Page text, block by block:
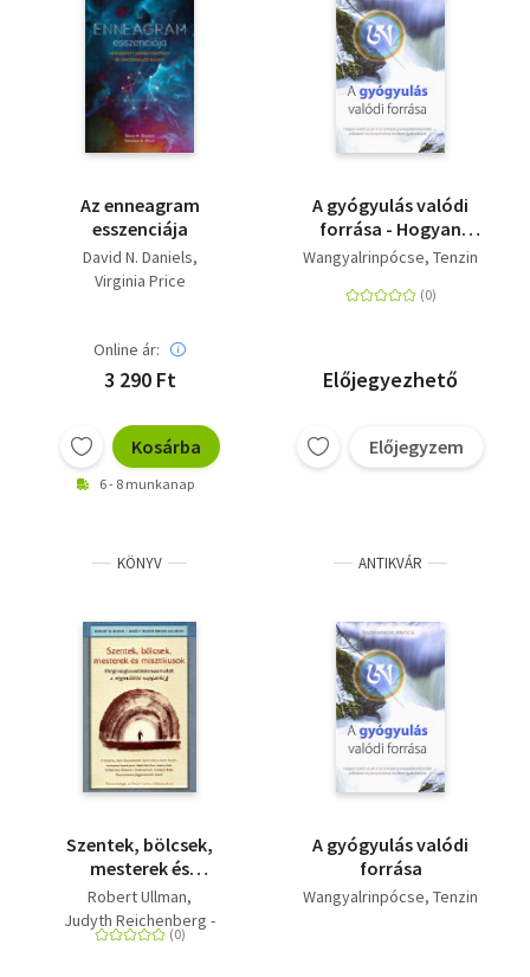
Az enneagram
esszenciája
David N. Daniels
Virginia Price
Online ár:
3 290 Ft
Kosárba
6 - 8 munkanap
A gyógyulás valódi
forrása - Hogyan
alakíthatjuk át és
életünket a lélekerő
Wangyalrinpócse, Tenzin
Előjegyezhető
Előjegyzem
KÖNYV
Szentek, bölcsek,
mesterek és
misztikusok -
Megvilágosodásbeszámolók
a régmúlttól
Robert Ullman
Judyth Reichenberg -
Ullman
ANTIKVÁR
A gyógyulás valódi
forrása
Wangyalrinpócse, Tenzin